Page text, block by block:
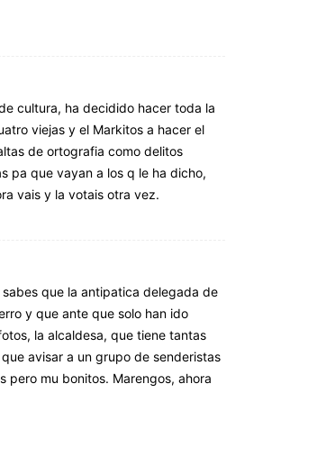
cultura, ha decidido hacer toda la
viejas y el Markitos a hacer el
de ortografia como delitos
pa que vayan a los q le ha dicho,
vais y la votais otra vez.
que la antipatica delegada de
y que ante que solo han ido
la alcaldesa, que tiene tantas
avisar a un grupo de senderistas
pero mu bonitos. Marengos, ahora